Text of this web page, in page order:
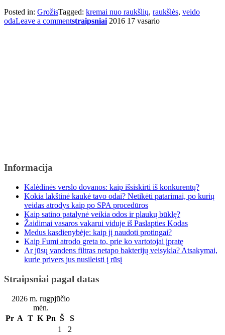
Posted in: GrožisTagged: kremai nuo raukšlių, raukšlės, veido
odaLeave a commentstraipsniai 2016 17 vasario
Informacija
Kalėdinės verslo dovanos: kaip išsiskirti iš konkurentų?
Kokia lakštinė kaukė tavo odai? Netikėti patarimai, po kurių
veidas atrodys kaip po SPA procedūros
Kaip satino patalynė veikia odos ir plaukų būklę?
Žaidimai vasaros vakarui viduje iš Paslapties Kodas
Medus kasdienybėje: kaip jį naudoti protingai?
Kaip Fumi atrodo greta to, prie ko vartotojai įpratę
Ar jūsų vandens filtras netapo bakterijų veisykla? Atsakymai,
kurie privers jus nusileisti į rūsį
Straipsniai pagal datas
2026 m. rugpjūčio
mėn.
Pr A T K Pn Š
S
1
2